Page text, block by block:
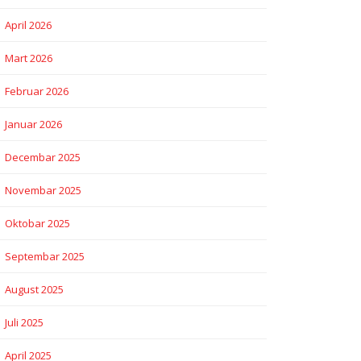
April 2026
Mart 2026
Februar 2026
Januar 2026
Decembar 2025
Novembar 2025
Oktobar 2025
Septembar 2025
August 2025
Juli 2025
April 2025